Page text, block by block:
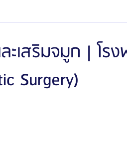
กรรมอิมเมจอัพ โรงพยาบาลศัลยกรรมเจดับเ
เสริมจมูก | โร
Surgery)